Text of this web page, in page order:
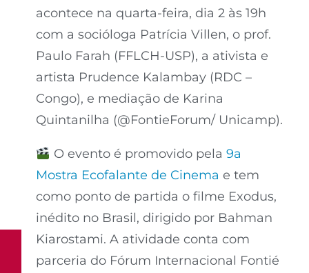
acontece na quarta-feira, dia 2 às 19h
com a socióloga Patrícia Villen, o prof.
Paulo Farah (FFLCH-USP), a ativista e
artista Prudence Kalambay (RDC –
Congo), e mediação de Karina
Quintanilha (@FontieForum/ Unicamp).
O evento é promovido pela 9a
Mostra Ecofalante de Cinema e tem
como ponto de partida o filme Exodus,
inédito no Brasil, dirigido por Bahman
Kiarostami. A atividade conta com
parceria do Fórum Internacional Fontié